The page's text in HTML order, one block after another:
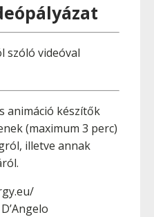
szóló videóval
animáció készítők
(maximum 3 perc)
illetve annak